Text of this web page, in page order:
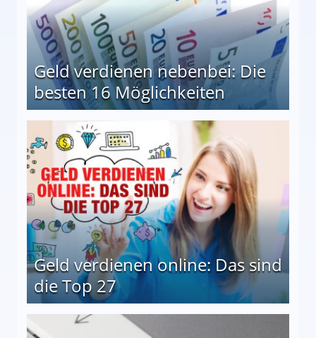
Geld verdienen nebenbei: Die
besten 16 Möglichkeiten
Geld verdienen online: Das sind
die Top 27